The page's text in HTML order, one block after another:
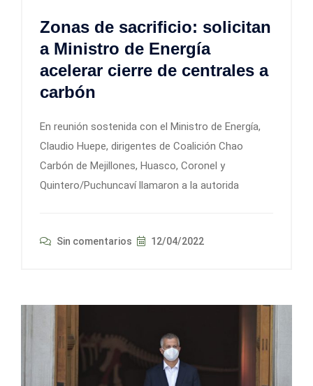
Zonas de sacrificio: solicitan
a Ministro de Energía
acelerar cierre de centrales a
carbón
En reunión sostenida con el Ministro de Energía,
Claudio Huepe, dirigentes de Coalición Chao
Carbón de Mejillones, Huasco, Coronel y
Quintero/Puchuncaví llamaron a la autorida
Sin comentarios 12/04/2022